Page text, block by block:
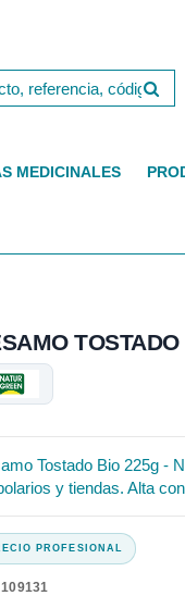
MEDICINALES
Tostado Bio 225g -
y tiendas. Alta
109131